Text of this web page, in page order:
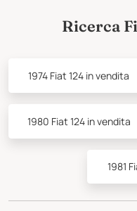
Ricerca
1974 Fiat 124 in vendita
1980 Fiat 124 in vendita
1981